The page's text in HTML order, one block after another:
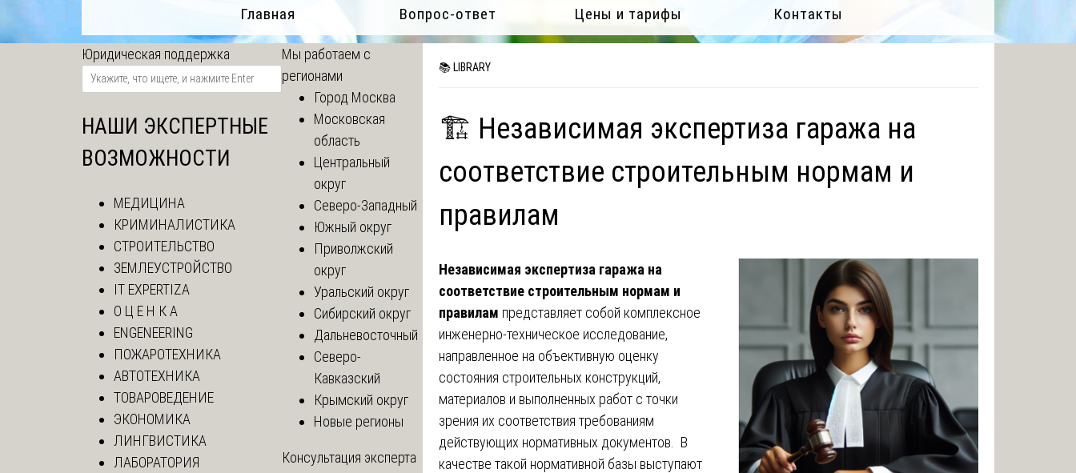
Главная Вопрос-ответ Цены и тарифы Контакты
📚 LIBRARY
🏗️ Независимая экспертиза гаража на
соответствие строительным нормам и
правилам
Независимая экспертиза гаража на
соответствие строительным нормам и
правилам представляет собой комплексное
инженерно-техническое исследование,
направленное на объективную оценку
состояния строительных конструкций,
материалов и выполненных работ с точки
зрения их соответствия требованиям
действующих нормативных документов. В
качестве такой нормативной базы выступают
Юридическая поддержка
НАШИ ЭКСПЕРТНЫЕ
ВОЗМОЖНОСТИ
МЕДИЦИНА
КРИМИНАЛИСТИКА
СТРОИТЕЛЬСТВО
ЗЕМЛЕУСТРОЙСТВО
IT EXPERTIZA
О Ц Е Н К А
ENGENEERING
ПОЖАРОТЕХНИКА
АВТОТЕХНИКА
ТОВАРОВЕДЕНИЕ
ЭКОНОМИКА
ЛИНГВИСТИКА
ЛАБОРАТОРИЯ
Мы работаем с
регионами
Город Москва
Московская
область
Центральный
округ
Северо-Западный
Южный округ
Приволжский
округ
Уральский округ
Сибирский округ
Дальневосточный
Северо-
Кавказский
Крымский округ
Новые регионы
Консультация эксперта